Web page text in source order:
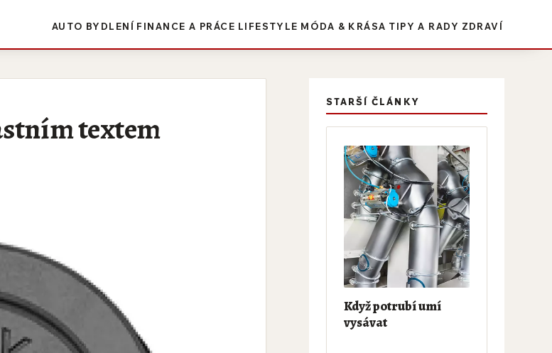
AUTO BYDLENÍ FINANCE A PRÁCE LIFESTYLE MÓDA & KRÁSA TIPY A RADY ZDRAVÍ
textem
STARŠÍ ČLÁNKY
Když potrubí umí
vysávat